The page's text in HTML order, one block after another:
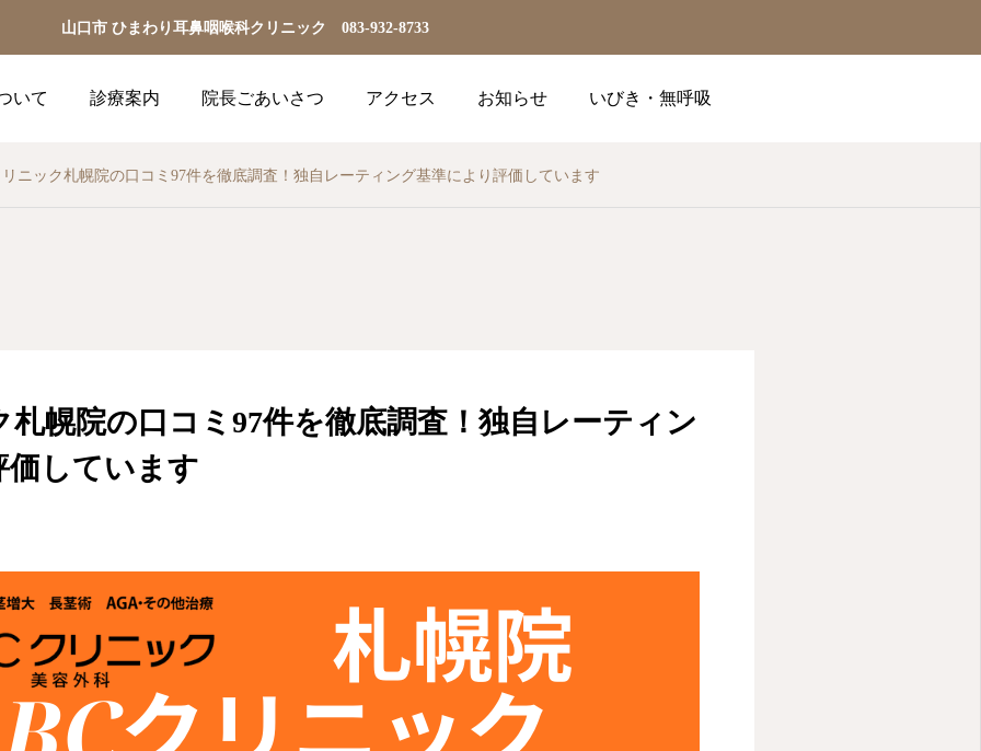
山口市 ひまわり耳鼻咽喉科クリニック 083-932-8733
いて 診療案内 院長ごあいさつ アクセス お知らせ いびき・無呼吸
ニック札幌院の口コミ97件を徹底調査！独自レーティング基準により評価しています
幌院の口コミ97件を徹底調査！独自レーティン
価しています